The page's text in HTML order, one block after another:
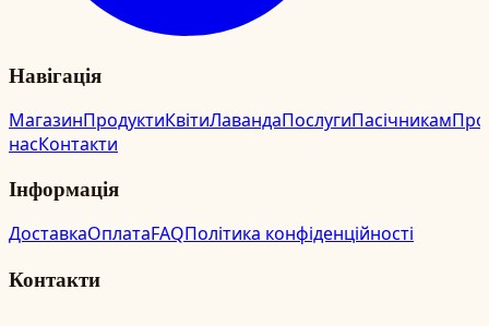
Навігація
МагазинПродуктиКвітиЛавандаПослугиПасічникамПро
насКонтакти
Інформація
ДоставкаОплатаFAQПолітика конфіденційності
Контакти